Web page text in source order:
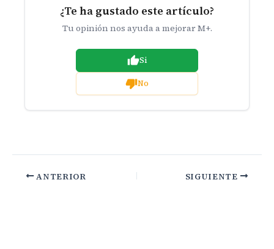
¿Te ha gustado este artículo?
Tu opinión nos ayuda a mejorar M+.
Si
No
ANTERIOR SIGUIENTE